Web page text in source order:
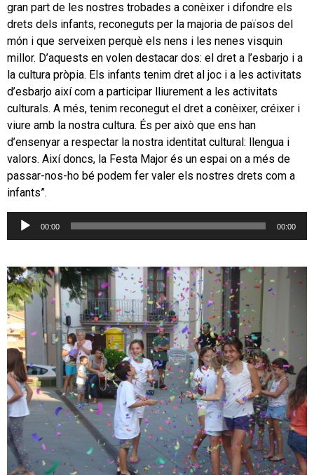
gran part de les nostres trobades a conèixer i difondre els
drets dels infants, reconeguts per la majoria de països del
món i que serveixen perquè els nens i les nenes visquin
millor. D’aquests en volen destacar dos: el dret a l’esbarjo i a
la cultura pròpia. Els infants tenim dret al joc i a les activitats
d’esbarjo així com a participar lliurement a les activitats
culturals. A més, tenim reconegut el dret a conèixer, créixer i
viure amb la nostra cultura. És per això que ens han
d’ensenyar a respectar la nostra identitat cultural: llengua i
valors. Així doncs, la Festa Major és un espai on a més de
passar-nos-ho bé podem fer valer els nostres drets com a
infants”.
Reproductor
00:00 00:00